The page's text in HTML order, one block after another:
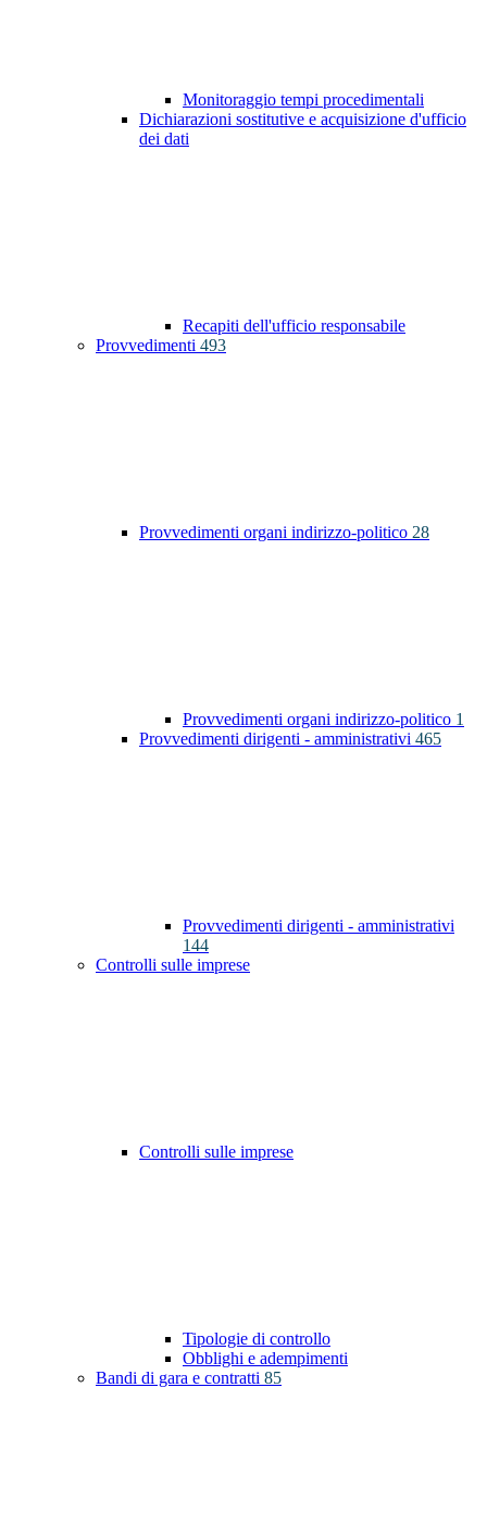
Monitoraggio tempi procedimentali
Dichiarazioni sostitutive e acquisizione d'ufficio
dei dati
Recapiti dell'ufficio responsabile
Provvedimenti 493
Provvedimenti organi indirizzo-politico 28
Provvedimenti organi indirizzo-politico 1
Provvedimenti dirigenti - amministrativi 465
Provvedimenti dirigenti - amministrativi
144
Controlli sulle imprese
Controlli sulle imprese
Tipologie di controllo
Obblighi e adempimenti
Bandi di gara e contratti 85